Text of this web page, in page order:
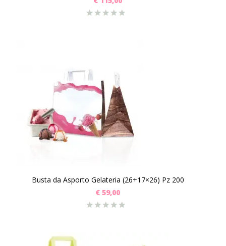
Busta da Asporto Gelateria (26+17×26) Pz 200
€ 59,00